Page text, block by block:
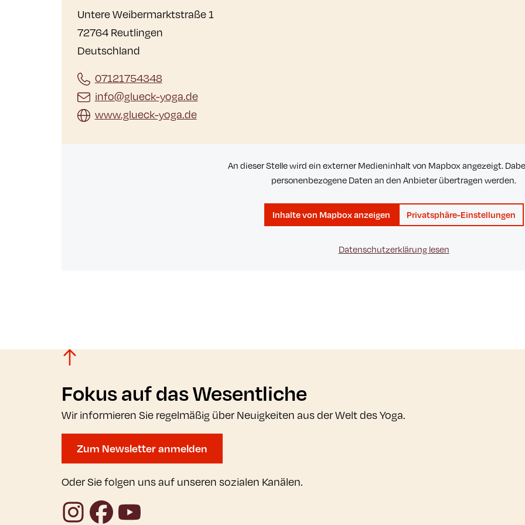
Untere Weibermarktstraße 1
72764 Reutlingen
Deutschland
07121754348
info@glueck-yoga.de
www.glueck-yoga.de
An dieser Stelle wird ein externer Medieninhalt von Mapbox angezeigt.
personenbezogene Daten an den Anbieter übertragen werden.
Inhalte von Mapbox anzeigen Privatsphäre-Einstellungen
Datenschutzerklärung lesen
Fokus auf das Wesentliche
Wir informieren Sie regelmäßig über Neuigkeiten aus der Welt des Yoga.
Zum Newsletter anmelden
Oder Sie folgen uns auf unseren sozialen Kanälen.
InstagramFacebook
YouTube